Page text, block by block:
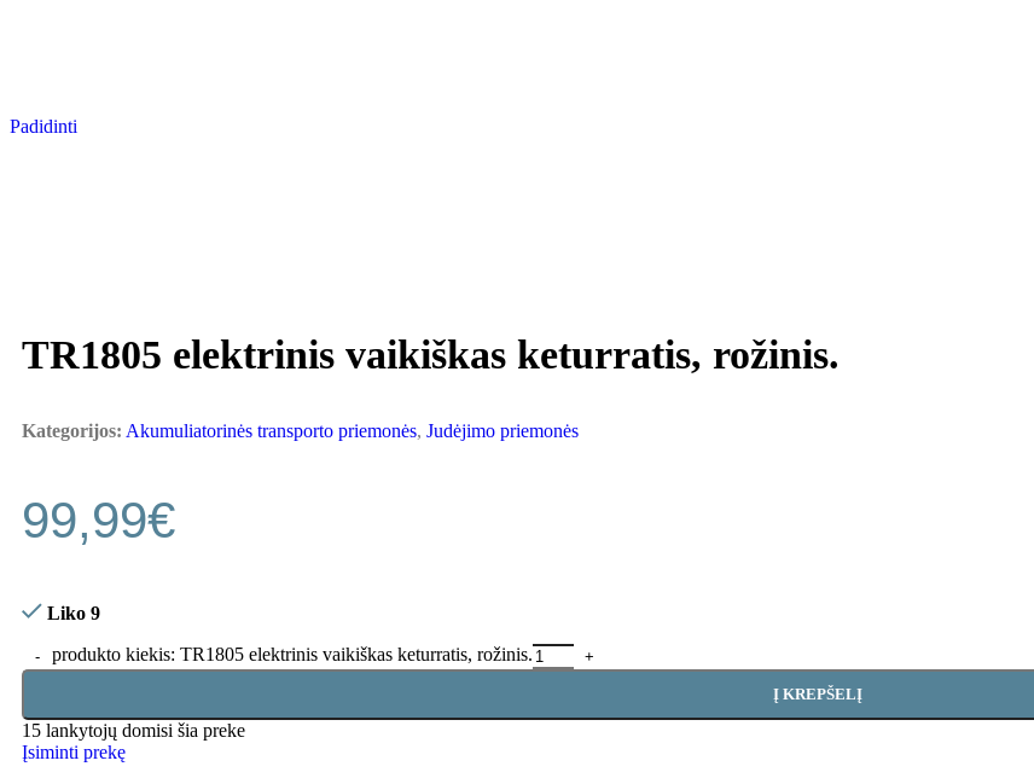
Padidinti
TR1805 elektrinis vaikiškas keturratis, rožinis.
Kategorijos: Akumuliatorinės transporto priemonės, Judėjimo priemonės
99,99€
Liko 9
produkto kiekis: TR1805 elektrinis vaikiškas keturratis, rožinis.
Į KREPŠELĮ
15 lankytojų domisi šia preke
Įsiminti prekę